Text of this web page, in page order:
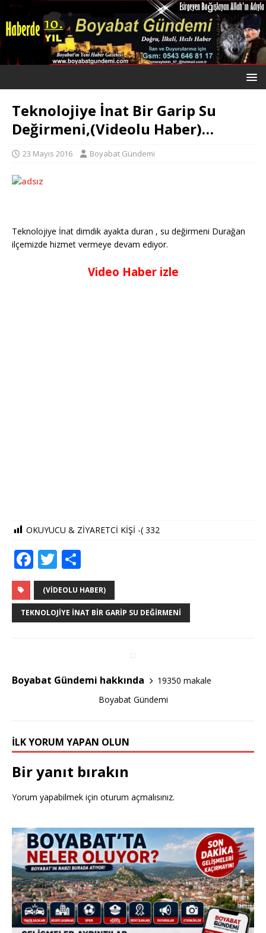
Teknolojiye İnat Bir Garip Su
Değirmeni,(Videolu Haber)…
23 Mayıs 2016 Boyabat Gündemi
Teknolojiye İnat dimdik ayakta duran , su değirmeni Durağan
ilçemizde hizmet vermeye devam ediyor.
Video Haber izle
OKUYUCU & ZİYARETCİ KİŞİ -( 332
F
a
c
e
o
k
T
w
it
te
h
ar
e
(VIDEOLU HABER)
TEKNOLOJIYE İNAT BIR GARIP SU DEĞIRMENI
Boyabat Gündemi hakkında
19350 makale
Boyabat Gündemi
İLK YORUM YAPAN OLUN
Bir yanıt bırakın
Yorum yapabilmek için oturum açmalısınız.